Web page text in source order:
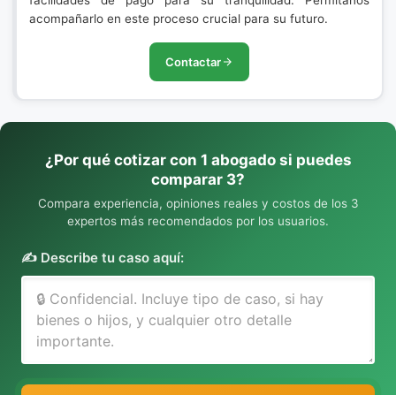
acompañarlo en este proceso crucial para su futuro.
Contactar
¿Por qué cotizar con 1 abogado si puedes
comparar 3?
Compara experiencia, opiniones reales y costos de los 3
expertos más recomendados por los usuarios.
✍️ Describe tu caso aquí: